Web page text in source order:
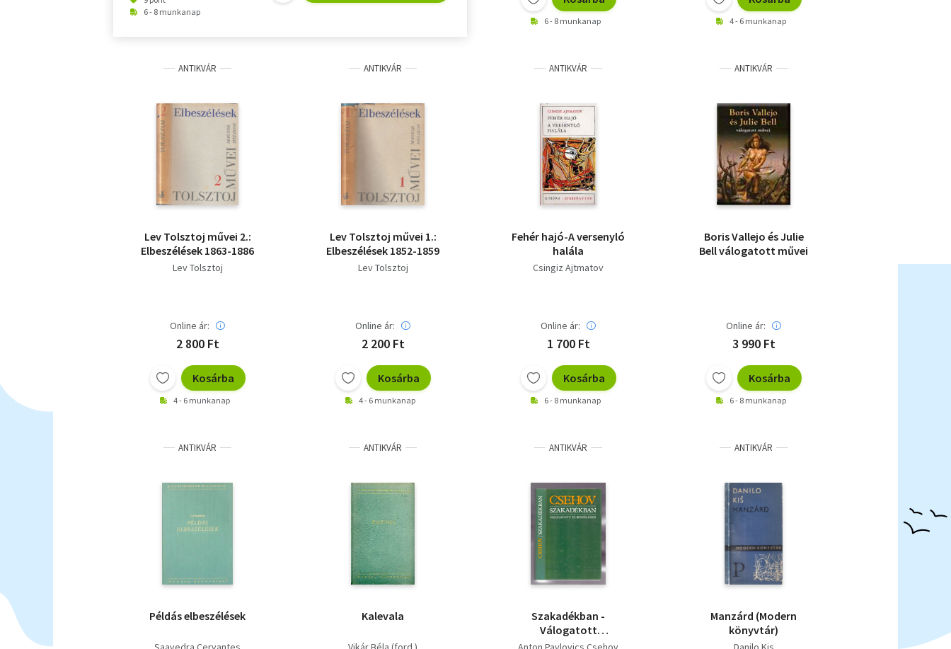
6 - 8 munkanap
6 - 8 munkanap 4 - 6 munkanap
ANTIKVÁR
Lev Tolsztoj művei 2.:
Elbeszélések 1863-1886
Lev Tolsztoj
Online ár:
2 800 Ft
Kosárba
4 - 6 munkanap
ANTIKVÁR
Lev Tolsztoj művei 1.:
Elbeszélések 1852-1859
Lev Tolsztoj
Online ár:
2 200 Ft
Kosárba
4 - 6 munkanap
ANTIKVÁR
Fehér hajó-A versenyló
halála
Csingiz Ajtmatov
Online ár:
1 700 Ft
Kosárba
6 - 8 munkanap
ANTIKVÁR
Boris Vallejo és Julie
Bell válogatott művei
Online ár:
3 990 Ft
Kosárba
6 - 8 munkanap
ANTIKVÁR
Példás elbeszélések
ANTIKVÁR
Kalevala
ANTIKVÁR
Szakadékban -
Válogatott
elbeszélések
ANTIKVÁR
Manzárd (Modern
könyvtár)